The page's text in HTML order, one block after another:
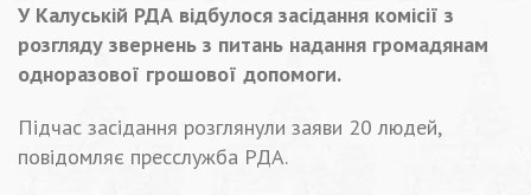
У Калуській РДА відбулося засідання комісії з
розгляду звернень з питань надання громадянам
одноразової грошової допомоги.
Підчас засідання розглянули заяви 20 людей,
повідомляє пресслужба РДА.